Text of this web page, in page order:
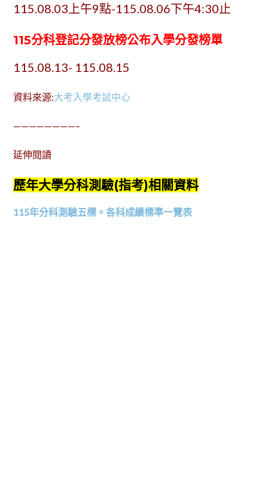
115.08.03上午9點-115.08.06下午4:30止
115分科登記分發放榜公布入學分發榜單
115.08.13- 115.08.15
資料來源:大考入學考試中心
————————–
延伸閱讀
歷年大學分科測驗(指考)相關資料
115年分科測驗五標。各科成績標準一覽表